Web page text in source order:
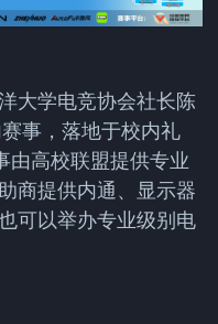
大学电竞协会社长陈
事，落地于校内礼
由高校联盟提供专业
商提供内通、显示器
可以举办专业级别电